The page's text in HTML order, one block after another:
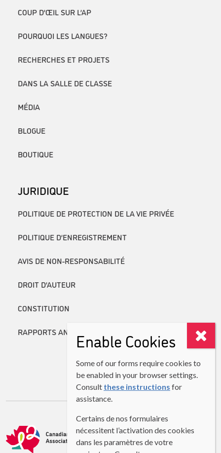
COUP D’ŒIL SUR L’AP
POURQUOI LES LANGUES?
RECHERCHES ET PROJETS
DANS LA SALLE DE CLASSE
MÉDIA
BLOGUE
BOUTIQUE
JURIDIQUE
POLITIQUE DE PROTECTION DE LA VIE PRIVÉE
POLITIQUE D’ENREGISTREMENT
AVIS DE NON-RESPONSABILITÉ
DROIT D’AUTEUR
CONSTITUTION
RAPPORTS ANNUELSEnable Cookies
Some of our forms require cookies to
be enabled in your browser settings.
Consult these instructions for
assistance.
Certains de nos formulaires
nécessitent l’activation des cookies
dans les paramètres de votre